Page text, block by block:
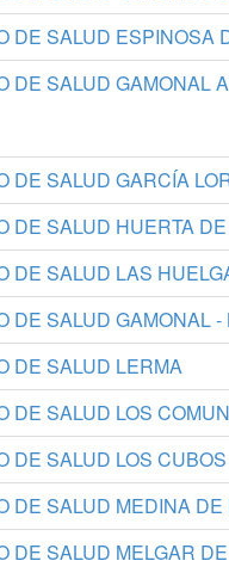
DE SALUD ESPINOSA
DE SALUD GAMONAL
DE SALUD GARCÍA
DE SALUD HUERTA
DE SALUD LAS
DE SALUD GAMONAL -
DE SALUD LERMA
DE SALUD LOS
DE SALUD LOS CUBOS
DE SALUD MEDINA DE
DE SALUD MELGAR